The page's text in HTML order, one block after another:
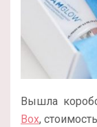
Вышла
Box,